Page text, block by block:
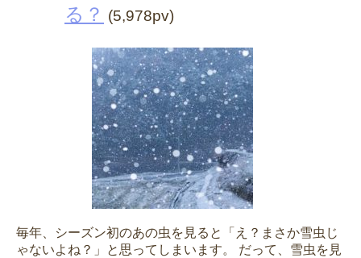
る？ (5,978pv)
毎年、シーズン初のあの虫を見ると「え？まさか雪虫じ
ゃないよね？」と思ってしまいます。 だって、雪虫を見